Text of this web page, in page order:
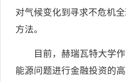
对气候变化到寻求不危机
方法。
目前，赫瑞瓦特大学
能源问题进行金融投资的